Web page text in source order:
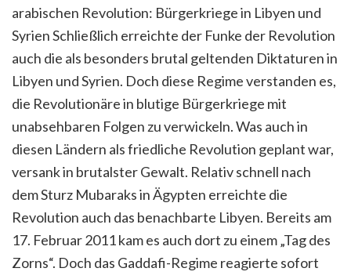
arabischen Revolution: Bürgerkriege in Libyen und
SyrienSchließlich erreichte der Funke der Revolution
auch die als besonders brutal geltenden Diktaturen in
Libyen und Syrien. Doch diese Regime verstanden es,
die Revolutionäre in blutige Bürgerkriege mit
unabsehbaren Folgen zu verwickeln. Was auch in
diesen Ländern als friedliche Revolution geplant war,
versank in brutalster Gewalt. Relativ schnell nach
dem Sturz Mubaraks in Ägypten erreichte die
Revolution auch das benachbarte Libyen. Bereits am
17. Februar 2011 kam es auch dort zu einem „Tag des
Zorns“. Doch das Gaddafi-Regime reagierte sofort